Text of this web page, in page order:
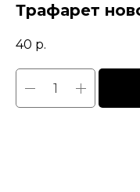
Трафарет
40 р.